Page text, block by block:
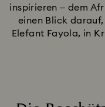
inspirieren – dem
einen Blick
Elefant Fayola, in